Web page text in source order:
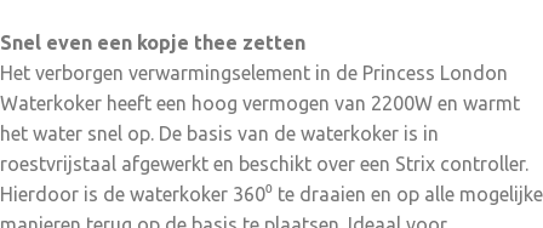
is de London ook erg makkelijk op te bergen dankzij het
snoeropbergsysteem onderin de waterkoker. Wat vind je in de
doos:Princess Waterkoker London, handleiding Redenen om
voor de Princess 236041 Waterkoker London te kiezen:
Stijlvolle glazen waterkoker met een ruime inhoud van 1.7 liter
voor echte theeleuten en grote gezinnen Uitgevoerd in
hoogwaardig glas met roestvrijstalen basis Geschikt voor
Snel even een kopje thee zetten
Het verborgen verwarmingselement in de Princess London
Waterkoker heeft een hoog vermogen van 2200W en warmt
het water snel op. De basis van de waterkoker is in
roestvrijstaal afgewerkt en beschikt over een Strix controller.
Hierdoor is de waterkoker 360⁰ te draaien en op alle mogelijke